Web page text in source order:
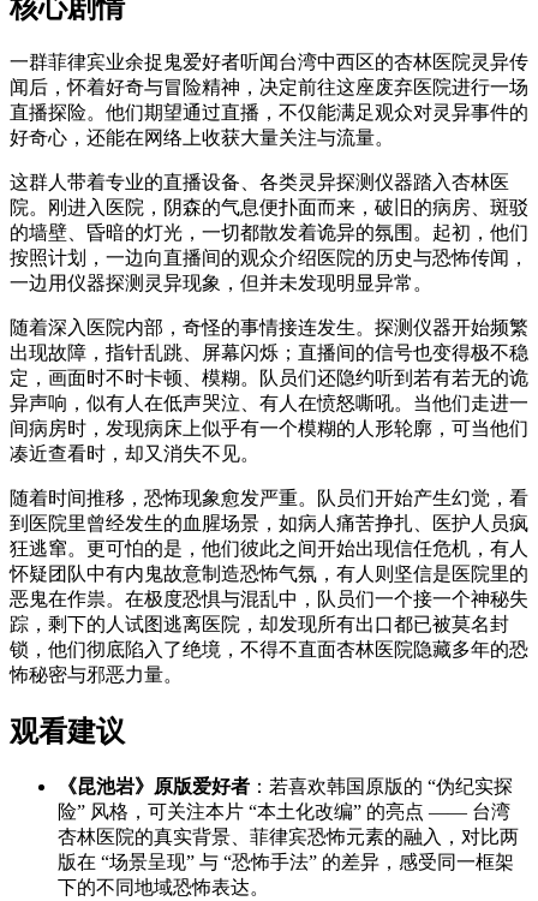
核心剧情
一群菲律宾业余捉鬼爱好者听闻台湾中西区的杏林医院灵异传
闻后，怀着好奇与冒险精神，决定前往这座废弃医院进行一场
直播探险。他们期望通过直播，不仅能满足观众对灵异事件的
好奇心，还能在网络上收获大量关注与流量。
这群人带着专业的直播设备、各类灵异探测仪器踏入杏林医
院。刚进入医院，阴森的气息便扑面而来，破旧的病房、斑驳
的墙壁、昏暗的灯光，一切都散发着诡异的氛围。起初，他们
按照计划，一边向直播间的观众介绍医院的历史与恐怖传闻，
一边用仪器探测灵异现象，但并未发现明显异常。
随着深入医院内部，奇怪的事情接连发生。探测仪器开始频繁
出现故障，指针乱跳、屏幕闪烁；直播间的信号也变得极不稳
定，画面时不时卡顿、模糊。队员们还隐约听到若有若无的诡
异声响，似有人在低声哭泣、有人在愤怒嘶吼。当他们走进一
间病房时，发现病床上似乎有一个模糊的人形轮廓，可当他们
凑近查看时，却又消失不见。
随着时间推移，恐怖现象愈发严重。队员们开始产生幻觉，看
到医院里曾经发生的血腥场景，如病人痛苦挣扎、医护人员疯
狂逃窜。更可怕的是，他们彼此之间开始出现信任危机，有人
怀疑团队中有内鬼故意制造恐怖气氛，有人则坚信是医院里的
恶鬼在作祟。在极度恐惧与混乱中，队员们一个接一个神秘失
踪，剩下的人试图逃离医院，却发现所有出口都已被莫名封
锁，他们彻底陷入了绝境，不得不直面杏林医院隐藏多年的恐
怖秘密与邪恶力量。
观看建议
《昆池岩》原版爱好者 ：若喜欢韩国原版的 “伪纪实探
险” 风格，可关注本片 “本土化改编” 的亮点 —— 台湾
杏林医院的真实背景、菲律宾恐怖元素的融入，对比两
版在 “场景呈现” 与 “恐怖手法” 的差异，感受同一框架
下的不同地域恐怖表达。